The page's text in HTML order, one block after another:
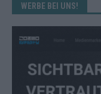
WERBE BEI UNS!